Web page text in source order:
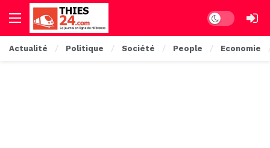
Dark mode
Actualité Politique Société People Economie